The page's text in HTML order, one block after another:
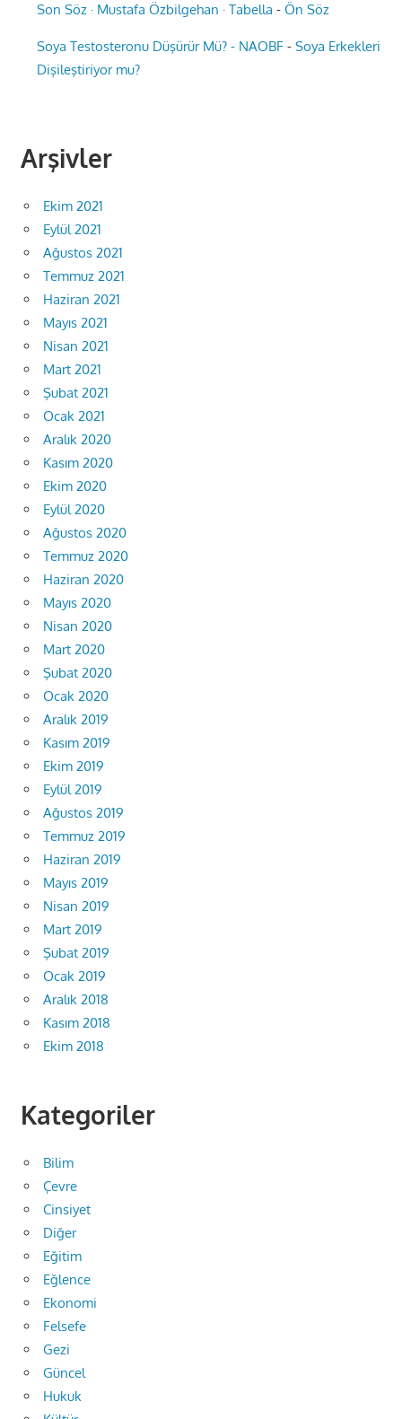
Son Söz · Mustafa Özbilgehan · Tabella -Ön Söz
Soya Testosteronu Düşürür Mü? - NAOBF -Soya Erkekleri
Dişileştiriyor mu?
Arşivler
Ekim 2021
Eylül 2021
Ağustos 2021
Temmuz 2021
Haziran 2021
Mayıs 2021
Nisan 2021
Mart 2021
Şubat 2021
Ocak 2021
Aralık 2020
Kasım 2020
Ekim 2020
Eylül 2020
Ağustos 2020
Temmuz 2020
Haziran 2020
Mayıs 2020
Nisan 2020
Mart 2020
Şubat 2020
Ocak 2020
Aralık 2019
Kasım 2019
Ekim 2019
Eylül 2019
Ağustos 2019
Temmuz 2019
Haziran 2019
Mayıs 2019
Nisan 2019
Mart 2019
Şubat 2019
Ocak 2019
Aralık 2018
Kasım 2018
Ekim 2018
Kategoriler
Bilim
Çevre
Cinsiyet
Diğer
Eğitim
Eğlence
Ekonomi
Felsefe
Gezi
Güncel
Hukuk